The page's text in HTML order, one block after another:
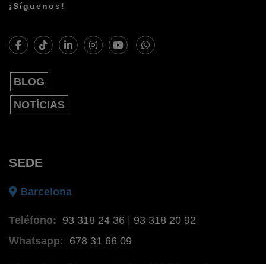
¡Síguenos!
BLOG
NOTÍCIAS
SEDE
Barcelona
Teléfono: 93 318 24 36
93 318 20 92
Whatsapp:
678 31 66 09